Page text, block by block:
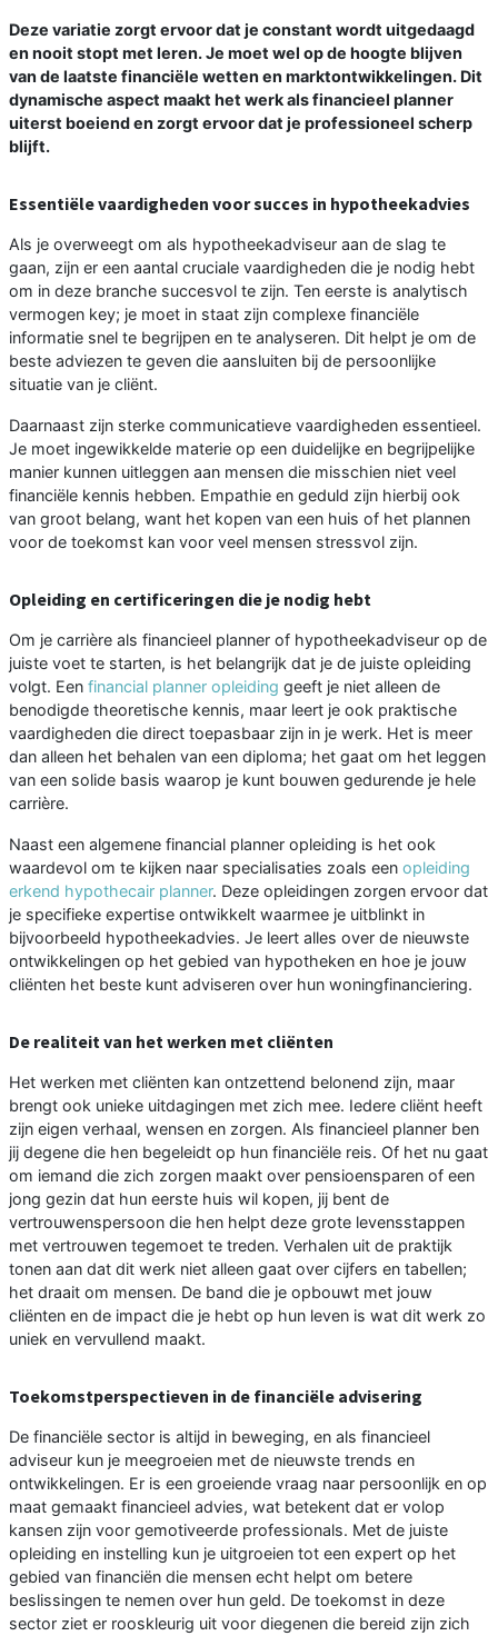
Deze variatie zorgt ervoor dat je constant wordt uitgedaagd
en nooit stopt met leren. Je moet wel op de hoogte blijven
van de laatste financiële wetten en marktontwikkelingen. Dit
dynamische aspect maakt het werk als financieel planner
uiterst boeiend en zorgt ervoor dat je professioneel scherp
blijft.
Essentiële vaardigheden voor succes in hypotheekadvies
Als je overweegt om als hypotheekadviseur aan de slag te
gaan, zijn er een aantal cruciale vaardigheden die je nodig hebt
om in deze branche succesvol te zijn. Ten eerste is analytisch
vermogen key; je moet in staat zijn complexe financiële
informatie snel te begrijpen en te analyseren. Dit helpt je om de
beste adviezen te geven die aansluiten bij de persoonlijke
situatie van je cliënt.
Daarnaast zijn sterke communicatieve vaardigheden essentieel.
Je moet ingewikkelde materie op een duidelijke en begrijpelijke
manier kunnen uitleggen aan mensen die misschien niet veel
financiële kennis hebben. Empathie en geduld zijn hierbij ook
van groot belang, want het kopen van een huis of het plannen
voor de toekomst kan voor veel mensen stressvol zijn.
Opleiding en certificeringen die je nodig hebt
Om je carrière als financieel planner of hypotheekadviseur op de
juiste voet te starten, is het belangrijk dat je de juiste opleiding
volgt. Een financial planner opleiding geeft je niet alleen de
benodigde theoretische kennis, maar leert je ook praktische
vaardigheden die direct toepasbaar zijn in je werk. Het is meer
dan alleen het behalen van een diploma; het gaat om het leggen
van een solide basis waarop je kunt bouwen gedurende je hele
carrière.
Naast een algemene financial planner opleiding is het ook
waardevol om te kijken naar specialisaties zoals een opleiding
erkend hypothecair planner. Deze opleidingen zorgen ervoor dat
je specifieke expertise ontwikkelt waarmee je uitblinkt in
bijvoorbeeld hypotheekadvies. Je leert alles over de nieuwste
ontwikkelingen op het gebied van hypotheken en hoe je jouw
cliënten het beste kunt adviseren over hun woningfinanciering.
De realiteit van het werken met cliënten
Het werken met cliënten kan ontzettend belonend zijn, maar
brengt ook unieke uitdagingen met zich mee. Iedere cliënt heeft
zijn eigen verhaal, wensen en zorgen. Als financieel planner ben
jij degene die hen begeleidt op hun financiële reis. Of het nu gaat
om iemand die zich zorgen maakt over pensioensparen of een
jong gezin dat hun eerste huis wil kopen, jij bent de
vertrouwenspersoon die hen helpt deze grote levensstappen
met vertrouwen tegemoet te treden. Verhalen uit de praktijk
tonen aan dat dit werk niet alleen gaat over cijfers en tabellen;
het draait om mensen. De band die je opbouwt met jouw
cliënten en de impact die je hebt op hun leven is wat dit werk zo
uniek en vervullend maakt.
Toekomstperspectieven in de financiële advisering
De financiële sector is altijd in beweging, en als financieel
adviseur kun je meegroeien met de nieuwste trends en
ontwikkelingen. Er is een groeiende vraag naar persoonlijk en op
maat gemaakt financieel advies, wat betekent dat er volop
kansen zijn voor gemotiveerde professionals. Met de juiste
opleiding en instelling kun je uitgroeien tot een expert op het
gebied van financiën die mensen echt helpt om betere
beslissingen te nemen over hun geld. De toekomst in deze
sector ziet er rooskleurig uit voor diegenen die bereid zijn zich